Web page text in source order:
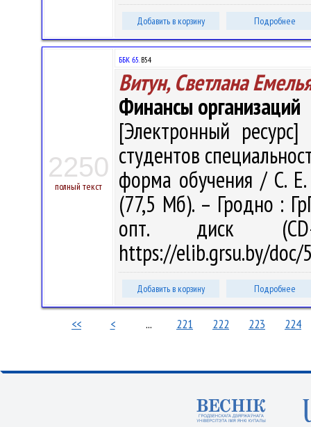
Добавить в корзину Подробнее
2250
полный текст
ББК 65.В54
Витун, Светлана
Финансы организаций
[Электронный
студентов
форма обучения / С. Е.
(77,5 Мб). – Гродно :
опт. диск
https://elib.grsu.by/doc/
Добавить в корзину Подробнее
<< < ... 221 222 223 224